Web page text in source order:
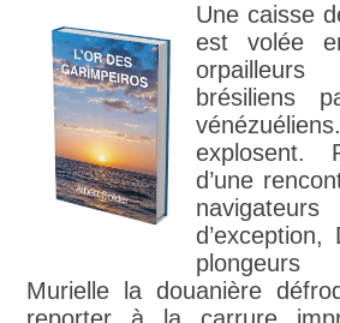
Une caisse
est volée
brésiliens
explosent.
d’une
plongeurs
Murielle la douanière